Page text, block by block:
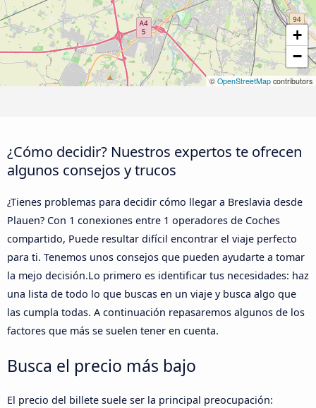
+
−
© OpenStreetMap contributors
¿Cómo decidir? Nuestros expertos te ofrecen
algunos consejos y trucos
¿Tienes problemas para decidir cómo llegar a Breslavia desde
Plauen? Con 1 conexiones entre 1 operadores de Coches
compartido, Puede resultar difícil encontrar el viaje perfecto
para ti. Tenemos unos consejos que pueden ayudarte a tomar
la mejo decisión.Lo primero es identificar tus necesidades: haz
una lista de todo lo que buscas en un viaje y busca algo que
las cumpla todas. A continuación repasaremos algunos de los
factores que más se suelen tener en cuenta.
Busca el precio más bajo
El precio del billete suele ser la principal preocupación: